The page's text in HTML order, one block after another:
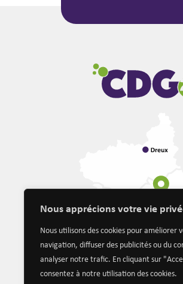
Nous apprécions votre vie
Nous utilisons des cookies pour améliorer
navigation, diffuser des publicités ou du
analyser notre trafic. En cliquant sur
consentez à notre utilisation des cookies.